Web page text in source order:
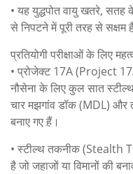
• यह युद्धपोत वायु खतरे,
से निपटने में पूरी तरह से सक्षम
प्रतियोगी परीक्षाओं के लिए
• प्रोजेक्ट 17A (Project
नौसेना के लिए कुल सात
चार मझगांव डॉक (MDL) और
बनाए गए हैं।
• स्टील्थ तकनीक (Stealth
है जो जहाजों या विमानों की